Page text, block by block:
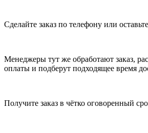
Сделайте заказ по телефону или
Менеджеры тут же обработают заказ,
оплаты и подберут подходящее время
Получите заказ в чётко оговоренный